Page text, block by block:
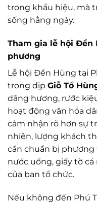
trong khẩu hiệu, mà
sống hằng ngày.
Tham gia lễ hội Đền
phương
Lễ hội Đền Hùng tại
trong dịp Giỗ Tổ
dâng hương, rước
hoạt động văn hóa
cảm nhận rõ hơn sự
nhiên, lượng khách
cần chuẩn bị
nước uống, giấy tờ
của ban tổ chức.
Nếu không đến Phú